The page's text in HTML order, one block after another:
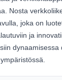
Nosta
joka on
ja
dynaamisessa